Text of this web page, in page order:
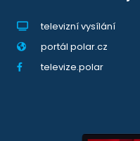
televizní vysílání
portál polar.cz
televize.polar